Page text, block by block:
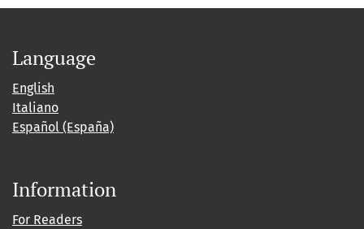
Language
English
Italiano
Español (España)
Information
For Readers